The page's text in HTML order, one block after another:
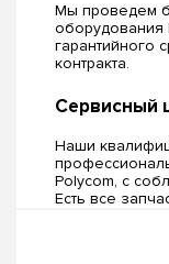
Мы проведем
оборудования
гарантийного
контракта.
Сервисный
Наши
Polycom, c
Есть все